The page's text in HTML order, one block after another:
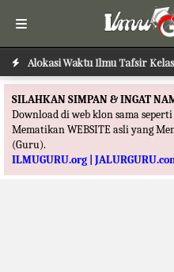
Alokasi Waktu Ilmu Tafsir
Alokasi Waktu Ilmu Kalam
SILAHKAN SIMPAN & INGAT
Download di web klon sama
Mematikan WEBSITE asli yang
(Guru).
ILMUGURU.org |